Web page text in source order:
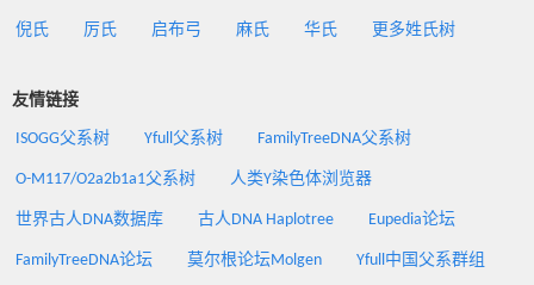
倪氏 厉氏 启布弓 麻氏 华氏 更多姓氏树
友情链接
ISOGG父系树 Yfull父系树 FamilyTreeDNA父系树
O-M117/O2a2b1a1父系树 人类Y染色体浏览器
世界古人DNA数据库 古人DNA Haplotree Eupedia论坛
FamilyTreeDNA论坛 莫尔根论坛Molgen Yfull中国父系群组